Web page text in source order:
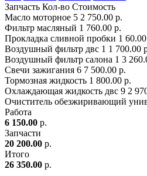
Запчасть Кол-во Стоимость
Масло моторное 5 2 750.00 р.
Фильтр масляный 1 760.00 р.
Прокладка сливной пробки 1
Воздушный фильтр двс 1 1 700.00
Воздушный фильтр салона 1 3
Свечи зажигания 6 7 500.00 р.
Тормозная жидкость 1 800.00 р.
Охлаждающая жидкость двс 9 2
Очиститель обезжиривающий
Работа
6 150.00 р.
Запчасти
20 200.00 р.
Итого
26 350.00 р.